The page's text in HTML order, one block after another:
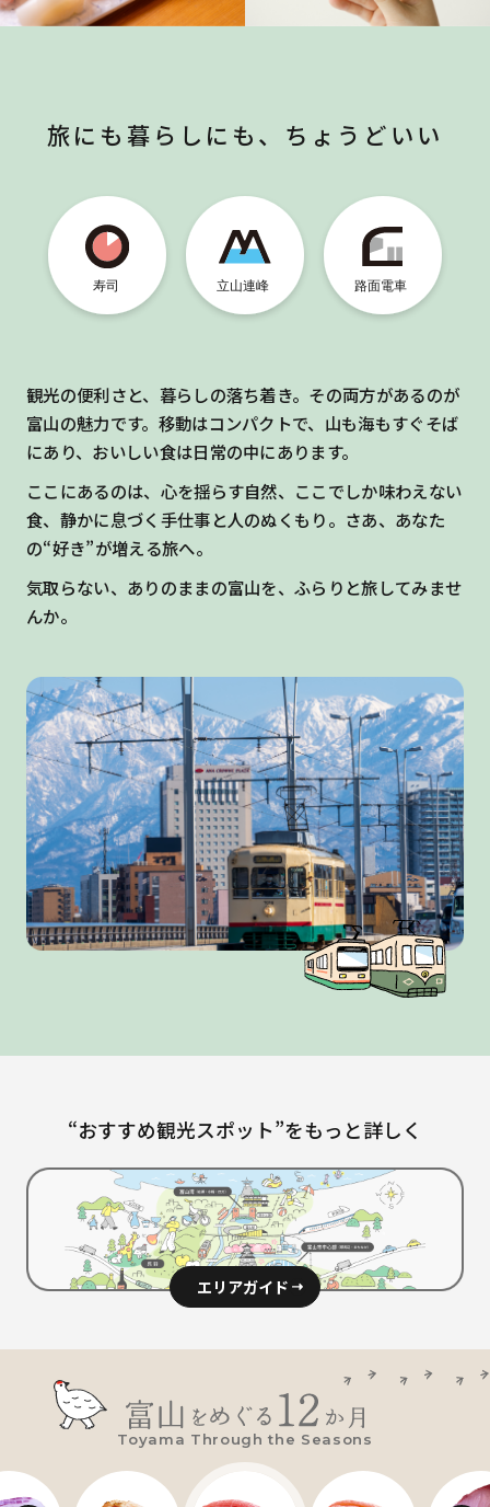
旅にも暮らしにも、ちょうどいい
観光の便利さと、暮らしの落ち着き。その両方があるのが
富山の魅力です。移動はコンパクトで、山も海もすぐそば
にあり、おいしい食は日常の中にあります。
ここにあるのは、心を揺らす自然、ここでしか味わえない
食、静かに息づく手仕事と人のぬくもり。さあ、あなた
の“好き”が増える旅へ。
気取らない、ありのままの富山を、ふらりと旅してみませ
んか。
“おすすめ観光スポット”をもっと詳しく
エリアガイド
Toyama Through the Seasons